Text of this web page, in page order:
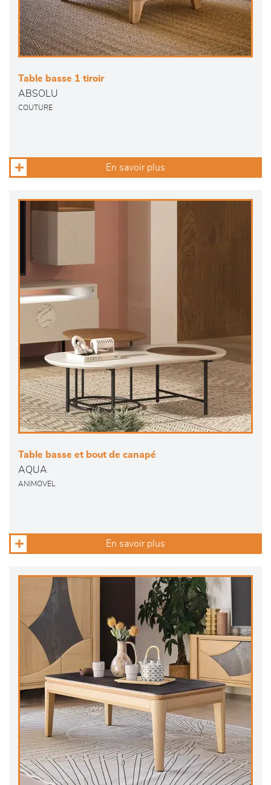
Table basse 1 tiroir
ABSOLU
COUTURE
En savoir plus
Table basse et bout de canapé
AQUA
ANIMOVEL
En savoir plus